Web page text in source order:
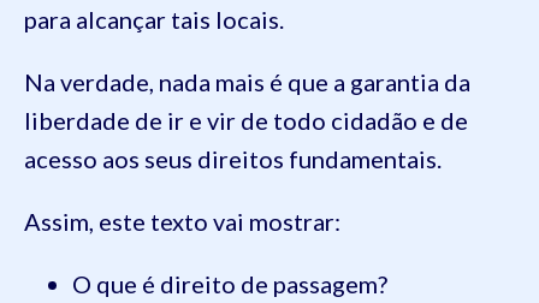
para alcançar tais locais.
Na verdade, nada mais é que a garantia da
liberdade de ir e vir de todo cidadão e de
acesso aos seus direitos fundamentais.
Assim, este texto vai mostrar:
O que é direito de passagem?